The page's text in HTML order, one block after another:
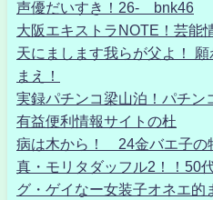
声優だいすき！26- bnk46
大阪エキストラNOTE！芸能
天にまします我らが父よ！
まえ！
実録パチンコ梁山泊！パチン
有益便利情報サイトの杜
病は木から！ 24金バエ子の
真・モリタダッフル2！！50
グ・ゲイなー女装子オネエ的